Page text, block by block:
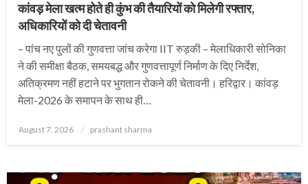
कांवड़ मेला खत्म होते ही कुंभ की तैयारियों को मिलेगी रफ्तार,
अधिकारियों को दी चेतावनी
– पांच नए पुलों की गुणवत्ता जांच करेगा IIT रुड़की – मेलाधिकारी सोनिका
ने की समीक्षा बैठक, समयबद्ध और गुणवत्तापूर्ण निर्माण के दिए निर्देश,
अतिक्रमण नहीं हटाने पर भुगतान रोकने की चेतावनी। हरिद्वार। कांवड़
मेला-2026 के समापन के साथ ही…
Posted
August 7, 2026 prashant sharma